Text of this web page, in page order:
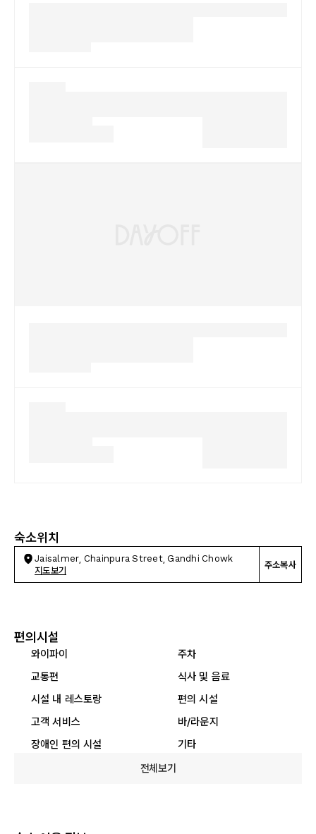
숙소위치
Jaisalmer, Chainpura Street, Gandhi Chowk
지도보기
주소복사
편의시설
와이파이
주차
교통편
식사 및 음료
시설 내 레스토랑
편의 시설
고객 서비스
바/라운지
장애인 편의 시설
기타
전체보기